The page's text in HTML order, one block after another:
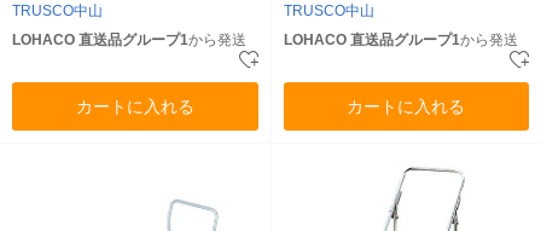
TRUSCO中山
LOHACO 直送品グループ1から発送
カートに入れる
TRUSCO中山
LOHACO 直送品グループ1から発送
カートに入れる